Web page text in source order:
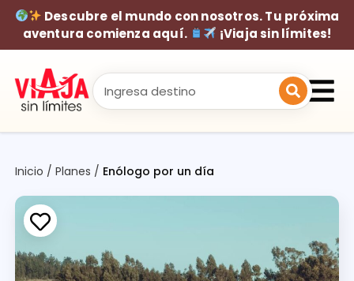
Descubre el mundo con nosotros. Tu próxima
aventura comienza aquí.
¡Viaja sin límites!
Inicio /Planes / Enólogo por un día